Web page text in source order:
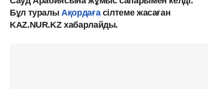
Бұл туралы Ақордаға сілтеме жасаған
KAZ.NUR.KZ хабарлайды.